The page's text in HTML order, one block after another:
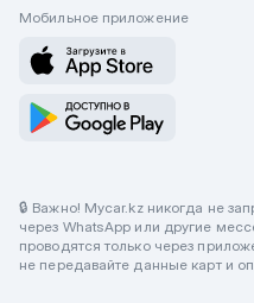
Мобильное приложение
🔒 Важно! Mycar.kz никогда не
через WhatsApp или другие
проводятся только через
не передавайте данные карт и